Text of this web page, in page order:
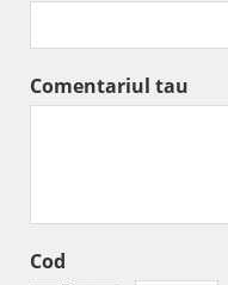
Comentariul tau
Cod